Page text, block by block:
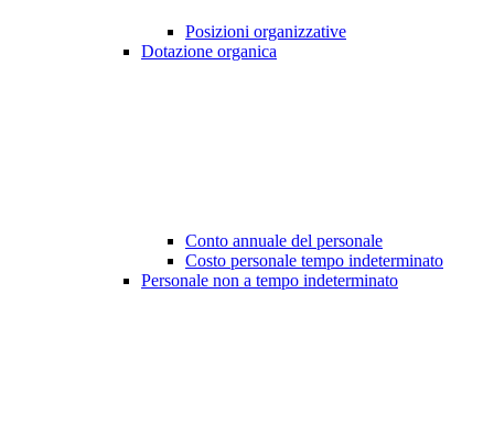
Posizioni organizzative
Dotazione organica
Conto annuale del personale
Costo personale tempo indeterminato
Personale non a tempo indeterminato